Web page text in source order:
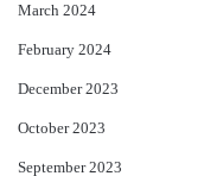
March 2024
February 2024
December 2023
October 2023
September 2023